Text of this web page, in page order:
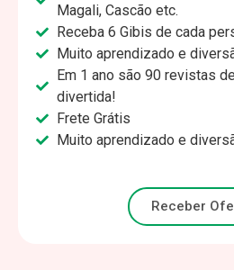
Magali, Cascão etc.
Receba 6 Gibis de cada
Muito aprendizado e
Em 1 ano são 90 revistas
divertida!
Frete Grátis
Muito aprendizado e
Receber